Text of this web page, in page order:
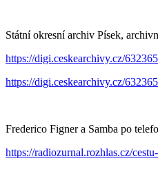
Státní okresní archiv Písek,
https://digi.ceskearchivy.cz/
https://digi.ceskearchivy.cz/
Frederico Figner a Samba po
https://radiozurnal.rozhlas.cz/